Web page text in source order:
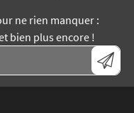
ne rien manquer :
bien plus encore !